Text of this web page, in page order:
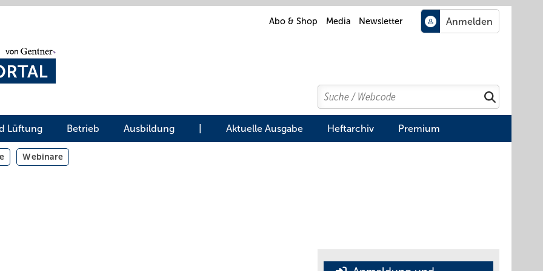
Abo & Shop Media Newsletter
Search
Suchen
Lüftung Betrieb Ausbildung Aktuelle Ausgabe Heftarchiv Premium
Webinare